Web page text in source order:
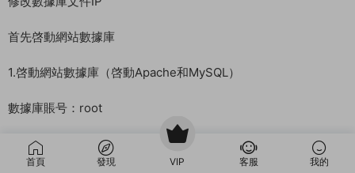
首頁 發現 VIP 客服 我的